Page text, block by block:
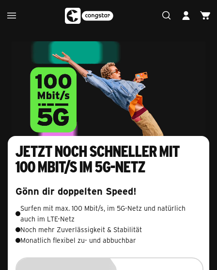
Jetzt noch schneller mit
100 Mbit/s im 5G-Netz
Gönn dir doppelten Speed!
Surfen mit max. 100 Mbit/s, im 5G-Netz und natürlich
auch im LTE-Netz
Noch mehr Zuverlässigkeit & Stabilität
Monatlich flexibel zu- und abbuchbar